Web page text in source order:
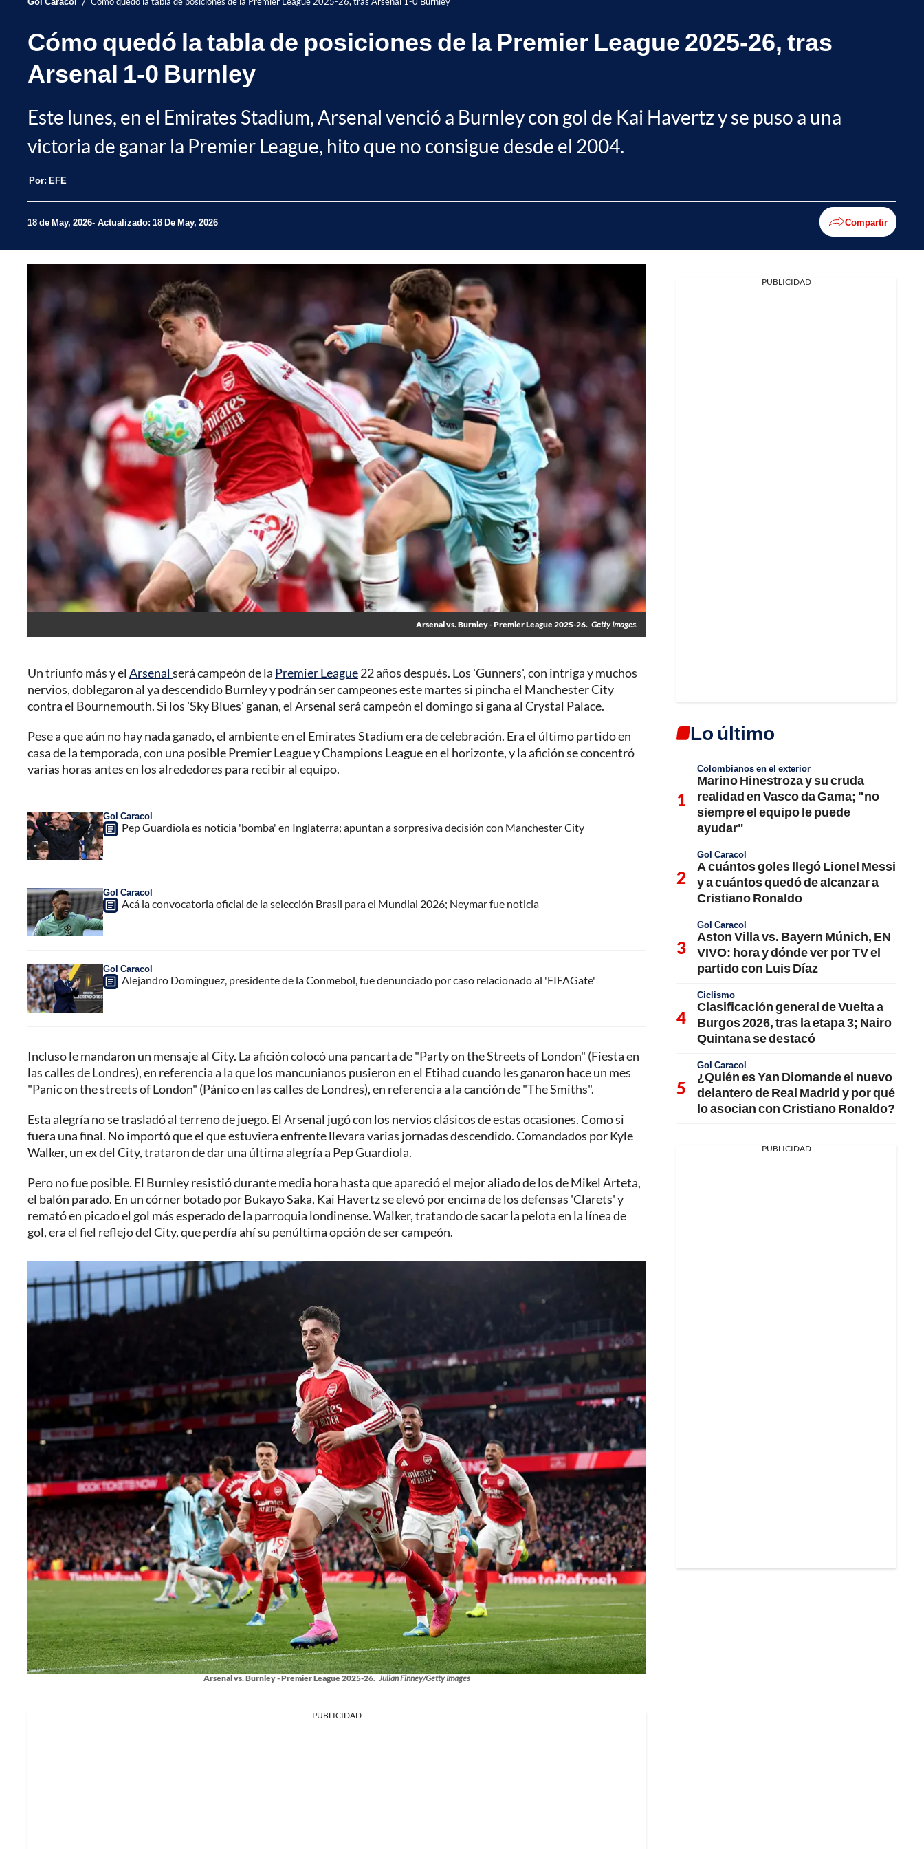
Cómo quedó la tabla de posiciones de la Premier League 2025-26, tras
Arsenal 1-0 Burnley
Este lunes, en el Emirates Stadium, Arsenal venció a Burnley con gol de Kai Havertz y se puso a una
victoria de ganar la Premier League, hito que no consigue desde el 2004.
Por: EFE
18 de May, 2026 Actualizado: 18 De May, 2026 Compartir
Arsenal vs. Burnley - Premier League 2025-26. Getty Images.
Un triunfo más y el Arsenalserá campeón de la Premier League22 años después. Los 'Gunners', con intriga y muchos
nervios, doblegaron al ya descendido Burnley y podrán ser campeones este martes si pincha el Manchester City
contra el Bournemouth. Si los 'Sky Blues' ganan, el Arsenal será campeón el domingo si gana al Crystal Palace.
Pese a que aún no hay nada ganado, el ambiente en el Emirates Stadium era de celebración. Era el último partido en
casa de la temporada, con una posible Premier League y Champions League en el horizonte, y la afición se concentró
varias horas antes en los alrededores para recibir al equipo.
Gol Caracol
Pep Guardiola es noticia 'bomba' en Inglaterra; apuntan a sorpresiva decisión con Manchester City
Gol Caracol
Acá la convocatoria oficial de la selección Brasil para el Mundial 2026; Neymar fue noticia
Gol Caracol
Alejandro Domínguez, presidente de la Conmebol, fue denunciado por caso relacionado al 'FIFAGate'
Incluso le mandaron un mensaje al City. La afición colocó una pancarta de "Party on the Streets of London" (Fiesta en
las calles de Londres), en referencia a la que los mancunianos pusieron en el Etihad cuando les ganaron hace un mes
"Panic on the streets of London" (Pánico en las calles de Londres), en referencia a la canción de "The Smiths".
Esta alegría no se trasladó al terreno de juego. El Arsenal jugó con los nervios clásicos de estas ocasiones. Como si
fuera una final. No importó que el que estuviera enfrente llevara varias jornadas descendido. Comandados por Kyle
Walker, un ex del City, trataron de dar una última alegría a Pep Guardiola.
Pero no fue posible. El Burnley resistió durante media hora hasta que apareció el mejor aliado de los de Mikel Arteta,
el balón parado. En un córner botado por Bukayo Saka, Kai Havertz se elevó por encima de los defensas 'Clarets' y
remató en picado el gol más esperado de la parroquia londinense. Walker, tratando de sacar la pelota en la línea de
gol, era el fiel reflejo del City, que perdía ahí su penúltima opción de ser campeón.
Arsenal vs. Burnley - Premier League 2025-26. Julian Finney/Getty Images
PUBLICIDAD
PUBLICIDAD
Lo último
Colombianos en el exterior
Marino Hinestroza y su cruda
realidad en Vasco da Gama; "no
siempre el equipo le puede
ayudar"
Gol Caracol
A cuántos goles llegó Lionel Messi
y a cuántos quedó de alcanzar a
Cristiano Ronaldo
Gol Caracol
Aston Villa vs. Bayern Múnich, EN
VIVO: hora y dónde ver por TV el
partido con Luis Díaz
Ciclismo
Clasificación general de Vuelta a
Burgos 2026, tras la etapa 3; Nairo
Quintana se destacó
Gol Caracol
¿Quién es Yan Diomande el nuevo
delantero de Real Madrid y por qué
lo asocian con Cristiano Ronaldo?
PUBLICIDAD